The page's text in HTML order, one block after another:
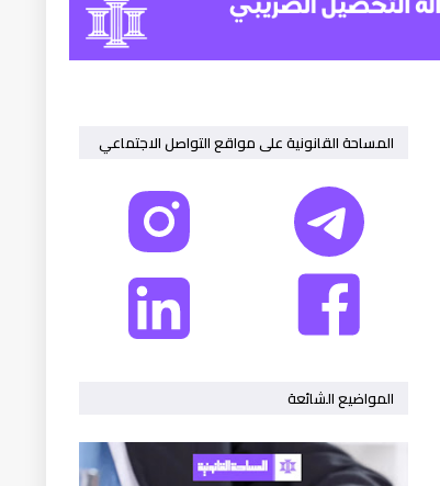
المساحة القانونية على مواقع التواصل الاجتماعي
المواضيع الشائعة